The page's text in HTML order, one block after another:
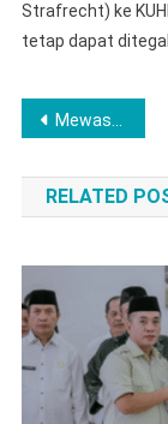
Strafrecht) ke
tetap dapat
Post
Mewaspadai Potensi Bencana Alam, Satsamapta Polres Lubuklinggau Gerak Cepat Pantau Wilayah Berpotensi Tinggi Bencana Alam
RELATED